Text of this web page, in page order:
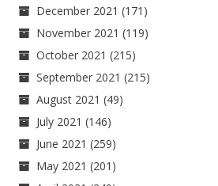
December 2021 (171)
November 2021 (119)
October 2021 (215)
September 2021 (215)
August 2021 (49)
July 2021 (146)
June 2021 (259)
May 2021 (201)